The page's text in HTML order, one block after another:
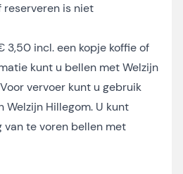
reserveren is niet
3,50 incl. een kopje koffie of
kunt u bellen met Welzijn
vervoer kunt u gebruik
Welzijn Hillegom. U kunt
van te voren bellen met